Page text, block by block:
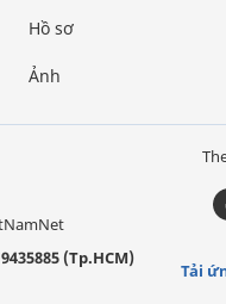
Hồ sơ
Ảnh
(Tp.HCM)
Tải